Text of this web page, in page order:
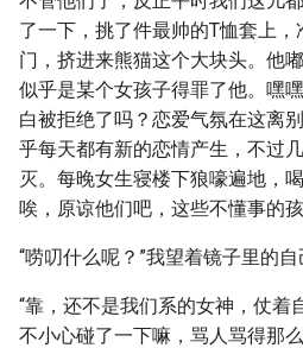
了一下，挑了件最帅的T恤套上
门，挤进来熊猫这个大块头。他
似乎是某个女孩子得罪了他。嘿
白被拒绝了吗？恋爱气氛在这离
乎每天都有新的恋情产生，不过
灭。每晚女生寝楼下狼嚎遍地，
唉，原谅他们吧，这些不懂事的孩
“唠叨什么呢？”我望着镜子里的自
“靠，还不是我们系的女神，仗着
不小心碰了一下嘛，骂人骂得那